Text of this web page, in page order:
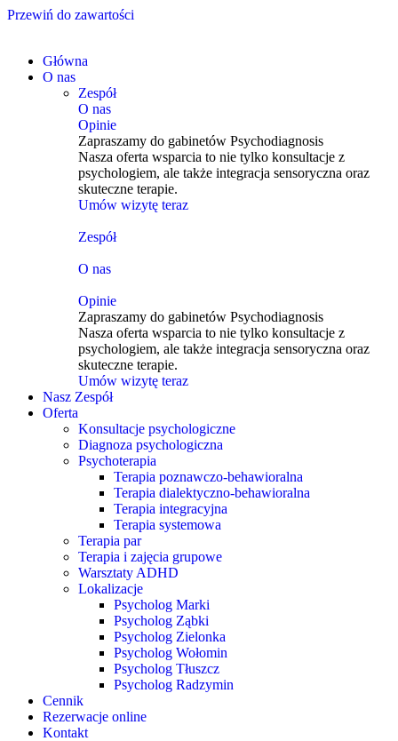
Przewiń do zawartości
Główna
O nas
Zespół
O nas
Opinie
Zapraszamy do gabinetów Psychodiagnosis
Nasza oferta wsparcia to nie tylko konsultacje z
psychologiem, ale także integracja sensoryczna oraz
skuteczne terapie.
Umów wizytę teraz
Zespół
O nas
Opinie
Zapraszamy do gabinetów Psychodiagnosis
Nasza oferta wsparcia to nie tylko konsultacje z
psychologiem, ale także integracja sensoryczna oraz
skuteczne terapie.
Umów wizytę teraz
Nasz Zespół
Oferta
Konsultacje psychologiczne
Diagnoza psychologiczna
Psychoterapia
Terapia poznawczo-behawioralna
Terapia dialektyczno-behawioralna
Terapia integracyjna
Terapia systemowa
Terapia par
Terapia i zajęcia grupowe
Warsztaty ADHD
Lokalizacje
Psycholog Marki
Psycholog Ząbki
Psycholog Zielonka
Psycholog Wołomin
Psycholog Tłuszcz
Psycholog Radzymin
Cennik
Rezerwacje online
Kontakt